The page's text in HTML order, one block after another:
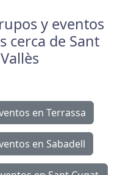
y eventos
cerca de Sant
en Terrassa
en Sabadell